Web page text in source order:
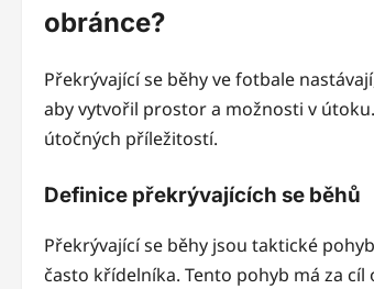
obránce?
Překrývající se běhy ve fotbale
aby vytvořil prostor a možnosti v
útočných příležitostí.
Definice překrývajících se běhů
Překrývající se běhy jsou taktické
často křídelníka. Tento pohyb má za